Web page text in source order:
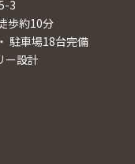
3
歩約10分
駐車場18台完備
ー設計